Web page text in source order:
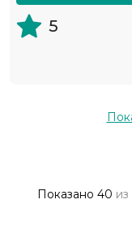
5
Показано 40 из